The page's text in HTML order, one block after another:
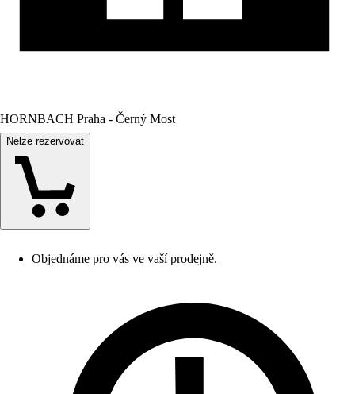
HORNBACH Praha - Černý Most
Nelze rezervovat
Objednáme pro vás ve vaší prodejně.